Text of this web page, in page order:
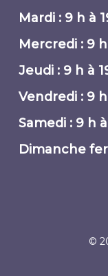
Mardi : 9 h à
Mercredi : 9
Jeudi : 9 h à
Vendredi : 9
Samedi : 9 h
Dimanche
©